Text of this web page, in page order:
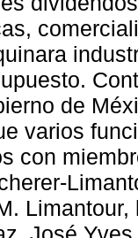
de
varios
con